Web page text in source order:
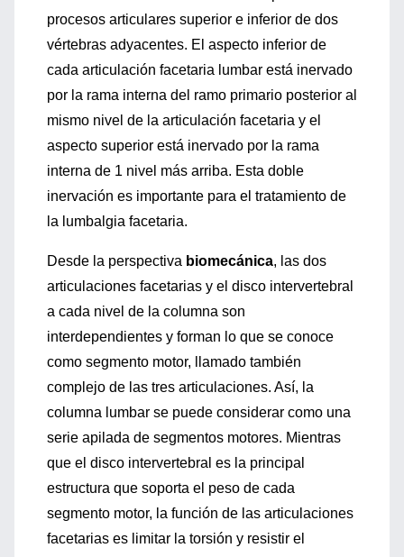
procesos articulares superior e inferior de dos
vértebras adyacentes. El aspecto inferior de
cada articulación facetaria lumbar está inervado
por la rama interna del ramo primario posterior al
mismo nivel de la articulación facetaria y el
aspecto superior está inervado por la rama
interna de 1 nivel más arriba. Esta doble
inervación es importante para el tratamiento de
la lumbalgia facetaria.
Desde la perspectiva biomecánica, las dos
articulaciones facetarias y el disco intervertebral
a cada nivel de la columna son
interdependientes y forman lo que se conoce
como segmento motor, llamado también
complejo de las tres articulaciones. Así, la
columna lumbar se puede considerar como una
serie apilada de segmentos motores. Mientras
que el disco intervertebral es la principal
estructura que soporta el peso de cada
segmento motor, la función de las articulaciones
facetarias es limitar la torsión y resistir el